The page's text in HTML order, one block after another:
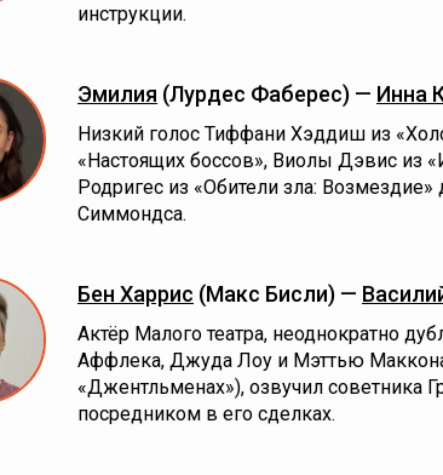
инструкции.
Эмилия (Лурдес Фаберес) — Инна
Низкий голос Тиффани Хэддиш из
«Настоящих боссов», Виолы Дэвис из
Родригес из «Обители зла:
Симмондса.
Бен Харрис (Макс Бисли) —
Актёр Малого театра, неоднократно
Аффлека, Джуда Лоу и Мэттью
«Джентльменах»), озвучил советника
посредником в его сделках.